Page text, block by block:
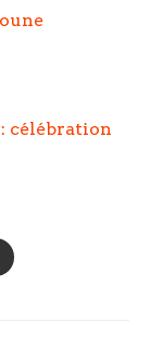
célébration